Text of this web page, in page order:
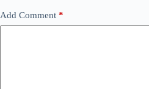
Add Comment *